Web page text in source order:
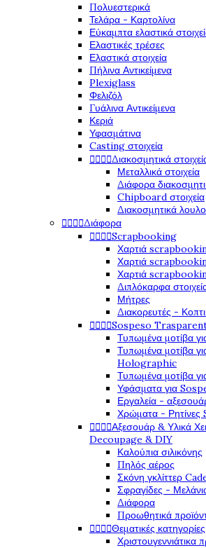
Πολυεστερικά
Τελάρα - Καρτολίνα
Εύκαμπτα ελαστικά
Ελαστικές τρέσες
Ελαστικά στοιχεία
Πήλινα Αντικείμενα
Plexiglass
Φελιζόλ
Γυάλινα Αντικείμενα
Κεριά
Υφασμάτινα
Casting στοιχεία
   Διακοσμητικά
Μεταλλικά στοιχεία
Διάφορα
Chipboard στοιχεία
Διακοσμητικά
   Διάφορα
   Scrapbooking
Χαρτιά
Χαρτιά
Χαρτιά
Διπλόκαρφα
Μήτρες
Διακορευτές -
   Sospeso
Τυπωμένα μοτίβα
Τυπωμένα μοτίβα
Holographic
Τυπωμένα μοτίβα
Υφάσματα για
Εργαλεία -
Χρώματα - Ρητίνες
   Αξεσουάρ & Υλικά
Decoupage & DIY
Καλούπια σιλικόνης
Πηλός αέρος
Σκόνη γκλίττερ
Σφραγίδες -
Διάφορα
Προωθητικά
   Θεματικές κατηγορίες
Χριστουγεννιάτικα